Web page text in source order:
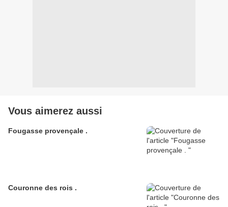
Vous aimerez aussi
Fougasse provençale .
Couronne des rois .